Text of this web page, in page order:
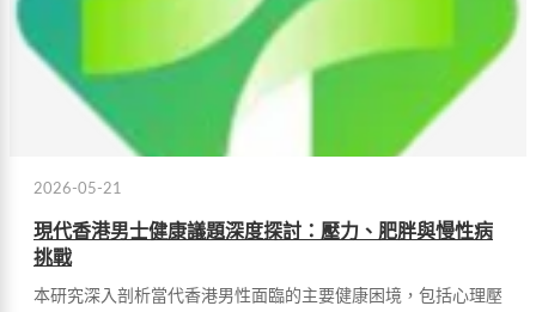
2026-05-21
現代香港男士健康議題深度探討：壓力、肥胖與慢性病
挑戰
本研究深入剖析當代香港男性面臨的主要健康困境，包括心理壓